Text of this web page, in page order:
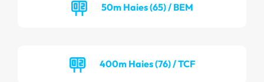
50m Haies (65) / BEM
400m Haies (76) / TCF